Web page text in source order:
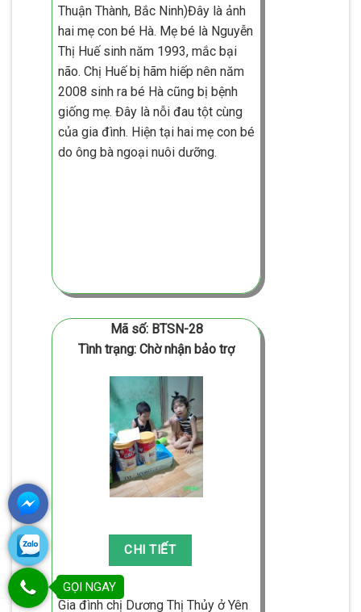
Thuận Thành, Bắc Ninh)Đây là ảnh
hai mẹ con bé Hà. Mẹ bé là Nguyễn
Thị Huế sinh năm 1993, mắc bại
não. Chị Huế bị hãm hiếp nên năm
2008 sinh ra bé Hà cũng bị bệnh
giống mẹ. Đây là nỗi đau tột cùng
của gia đình. Hiện tại hai mẹ con bé
do ông bà ngoại nuôi dưỡng.
Mã số: BTSN-28
Tình trạng: Chờ nhận bảo trợ
Gia đình chị Dương Thị Thủy ở Yên
GỌI NGAY